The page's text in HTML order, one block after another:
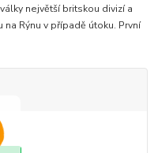
největší britskou divizí a
Rýnu v případě útoku. První